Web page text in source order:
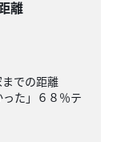
離
での距離
た」６８％テ